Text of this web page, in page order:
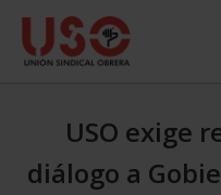
USO exige
diálogo a